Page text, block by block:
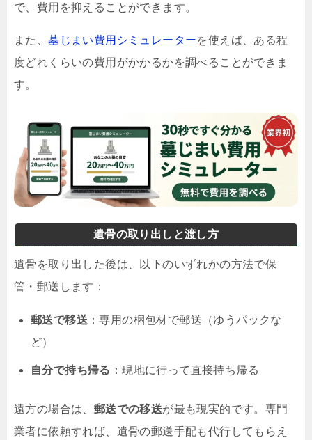
で、費用を抑えることができます。
また、墓じまい費用シミュレーターを使えば、ある程
度どれくらいの費用がかかるかを調べることができま
す。
遺骨の取り出しと渡し方
遺骨を取り出した後は、以下のいずれかの方法で保
管・郵送します：
郵送で移送 ：専用の梱包材で郵送（ゆうパックな
ど）
自分で持ち帰る ：現地に行って直接持ち帰る
遠方の場合は、 郵送での移送が最も現実的です。専門
業者に依頼すれば、遺骨の郵送手配も代行してもらえ